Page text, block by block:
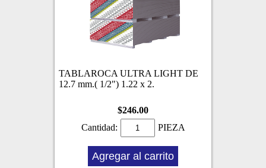
TABLAROCA ULTRA LIGHT DE
12.7 mm.( 1/2") 1.22 x 2.
$246.00
Cantidad:
PIEZA
Agregar al carrito